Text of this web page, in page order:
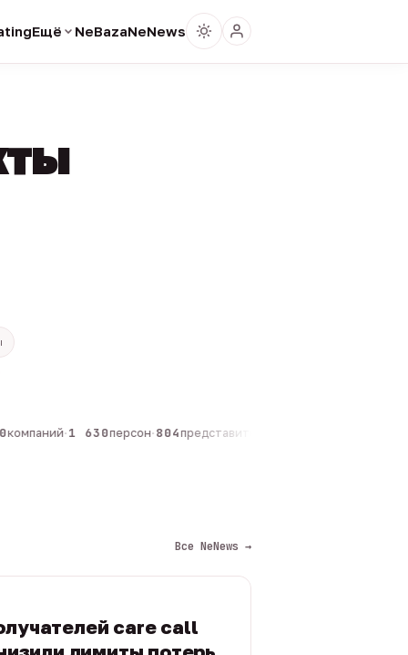
Ещё NeBazaNeNews
·1 630персон·804представителей
Все NeNews →
care call